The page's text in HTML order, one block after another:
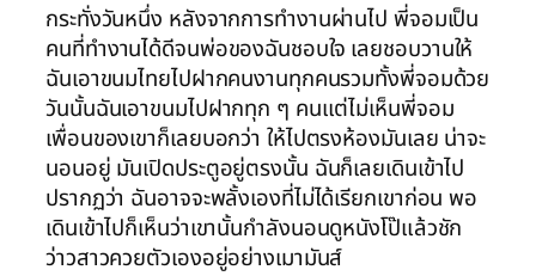
กระทั่งวันหนึ่ง หลังจากการทำงานผ่านไป พี่จอมเป็น
คนที่ทำงานได้ดีจนพ่อของฉันชอบใจ เลยชอบวานให้
ฉันเอาขนมไทยไปฝากคนงานทุกคนรวมทั้งพี่จอมด้วย
วันนั้นฉันเอาขนมไปฝากทุก ๆ คนแต่ไม่เห็นพี่จอม
เพื่อนของเขาก็เลยบอกว่า ให้ไปตรงห้องมันเลย น่าจะ
นอนอยู่ มันเปิดประตูอยู่ตรงนั้น ฉันก็เลยเดินเข้าไป
ปรากฏว่า ฉันอาจจะพลั้งเองที่ไม่ได้เรียกเขาก่อน พอ
เดินเข้าไปก็เห็นว่าเขานั้นกำลังนอนดูหนังโป๊แล้วชัก
ว่าวสาวควยตัวเองอยู่อย่างเมามันส์